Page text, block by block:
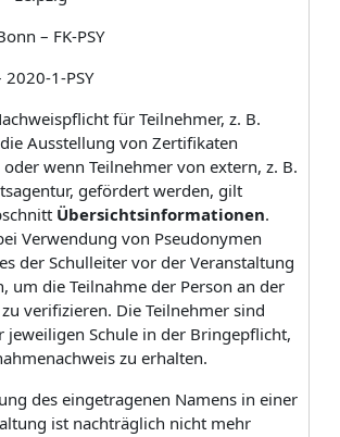
– FK-PSY
2020-1-PSY
für Teilnehmer, z. B.
Ausstellung von Zertifikaten
wenn Teilnehmer von extern, z. B.
gefördert werden, gilt
Übersichtsinformationen.
Verwendung von Pseudonymen
der Schulleiter vor der Veranstaltung
um die Teilnahme der Person an der
verifizieren. Die Teilnehmer sind
jeweiligen Schule in der Bringepflicht,
zu erhalten.
des eingetragenen Namens in einer
ist nachträglich nicht mehr